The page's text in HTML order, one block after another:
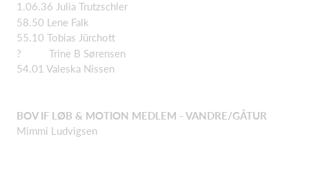
1.06.36 Julia Trutzschler
58.50 Lene Falk
55.10 Tobias Jürchott
? Trine B Sørensen
54.01 Valeska Nissen
BOV IF LØB & MOTION MEDLEM - VANDRE/GÅTUR
Mimmi Ludvigsen